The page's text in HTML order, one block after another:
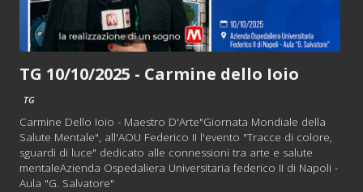
TG 10/10/2025 - Carmine dello Ioio
TG
Carmine Dello Ioio - Maestro D'Arte"Giornata Mondiale della
Salute Mentale", all'AOU Federico II l'evento "Tracce di colore,
sguardi di luce" dedicato alle connessioni tra arte e salute
mentaleAzienda Ospedaliera Universitaria federico II di Napoli -
Aula "G. Salvatore"